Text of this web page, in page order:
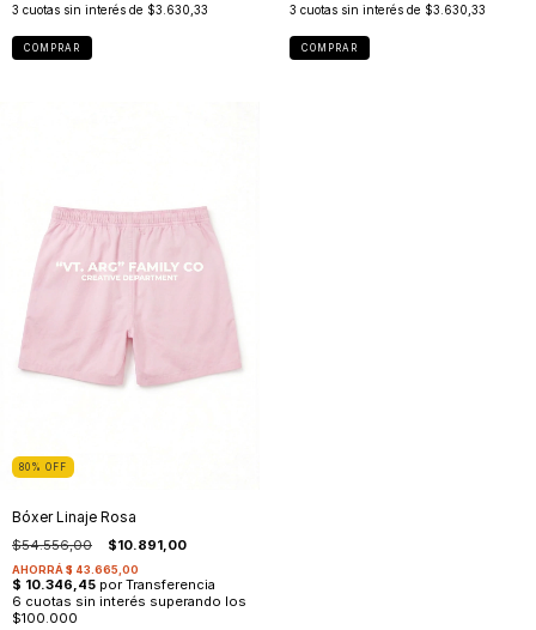
3 cuotas sin interés de $3.630,33
COMPRAR
3 cuotas sin interés de $3.630,33
COMPRAR
80 % OFF
Bóxer Linaje Rosa
$54.556,00 $10.891,00